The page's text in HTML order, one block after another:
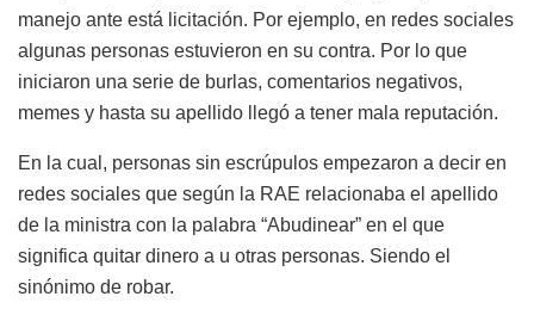
manejo ante está licitación. Por ejemplo, en redes sociales
algunas personas estuvieron en su contra. Por lo que
iniciaron una serie de burlas, comentarios negativos,
memes y hasta su apellido llegó a tener mala reputación.
En la cual, personas sin escrúpulos empezaron a decir en
redes sociales que según la RAE relacionaba el apellido
de la ministra con la palabra “Abudinear” en el que
significa quitar dinero a u otras personas. Siendo el
sinónimo de robar.